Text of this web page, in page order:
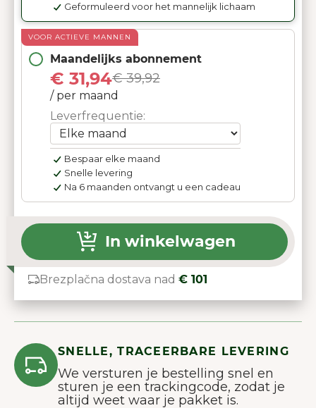
VOOR ACTIEVE MANNEN
Maandelijks abonnement
€ 31,94€ 39,92
/ per maand
Leverfrequentie:
Bespaar elke maand
Snelle levering
Na 6 maanden ontvangt u een cadeau
Geformuleerd voor het mannelijk lichaam
In winkelwagen
Brezplačna dostava nad € 101
SNELLE, TRACEERBARE LEVERING
We versturen je bestelling snel en
sturen je een trackingcode, zodat je
altijd weet waar je pakket is.